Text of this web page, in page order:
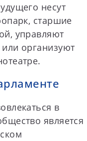
несут
старшие
управляют
организуют
в
является